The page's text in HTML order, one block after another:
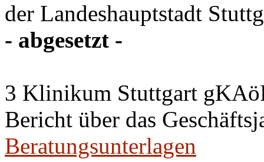
der Landeshauptstadt
- abgesetzt -
3 Klinikum Stuttgart
Bericht über das
Beratungsunterlagen